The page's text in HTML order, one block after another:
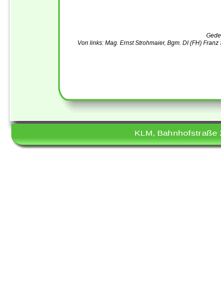
KLM, Bahnhofstraße
Von links: Mag. Ernst Strohmaier, Bgm. DI (FH)